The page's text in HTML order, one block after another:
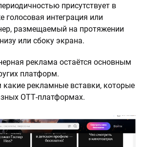
присутствует в
голосовая интеграция или
размещаемый на протяжении
или сбоку экрана.
реклама остаётся основным
платформ.
рекламные вставки, которые
ОТТ-платформах.